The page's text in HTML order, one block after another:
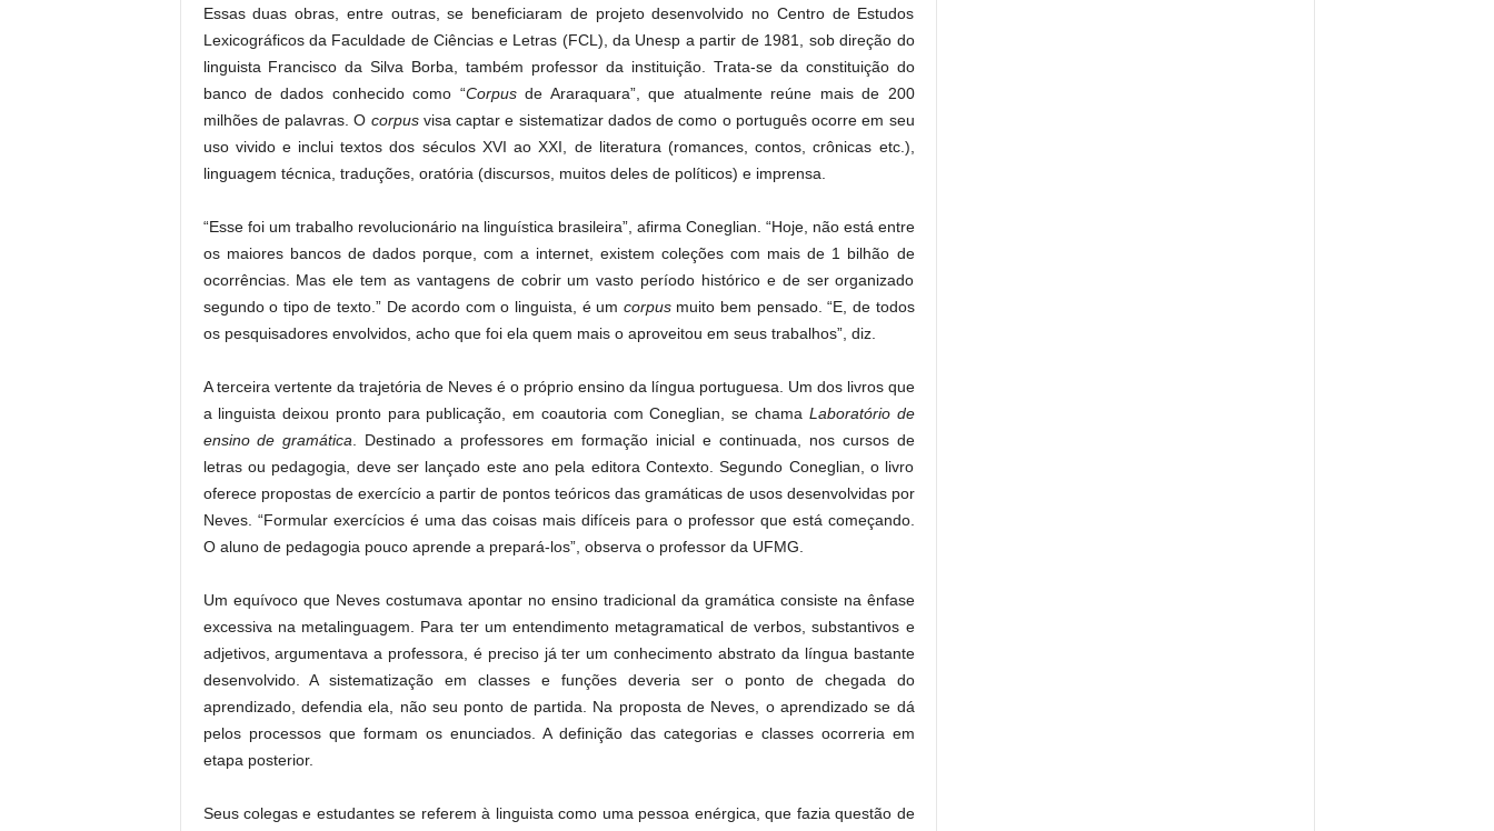
Essas duas obras, entre outras, se beneficiaram de projeto desenvolvido no Centro de Estudos
Lexicográficos da Faculdade de Ciências e Letras (FCL), da Unesp a partir de 1981, sob direção do
linguista Francisco da Silva Borba, também professor da instituição. Trata-se da constituição do
banco de dados conhecido como “Corpusde Araraquara”, que atualmente reúne mais de 200
milhões de palavras. O corpusvisa captar e sistematizar dados de como o português ocorre em seu
uso vivido e inclui textos dos séculos XVI ao XXI, de literatura (romances, contos, crônicas etc.),
linguagem técnica, traduções, oratória (discursos, muitos deles de políticos) e imprensa.
“Esse foi um trabalho revolucionário na linguística brasileira”, afirma Coneglian. “Hoje, não está entre
os maiores bancos de dados porque, com a internet, existem coleções com mais de 1 bilhão de
ocorrências. Mas ele tem as vantagens de cobrir um vasto período histórico e de ser organizado
segundo o tipo de texto.” De acordo com o linguista, é um corpusmuito bem pensado. “E, de todos
os pesquisadores envolvidos, acho que foi ela quem mais o aproveitou em seus trabalhos”, diz.
A terceira vertente da trajetória de Neves é o próprio ensino da língua portuguesa. Um dos livros que
a linguista deixou pronto para publicação, em coautoria com Coneglian, se chama Laboratório de
ensino de gramática . Destinado a professores em formação inicial e continuada, nos cursos de
letras ou pedagogia, deve ser lançado este ano pela editora Contexto. Segundo Coneglian, o livro
oferece propostas de exercício a partir de pontos teóricos das gramáticas de usos desenvolvidas por
Neves. “Formular exercícios é uma das coisas mais difíceis para o professor que está começando.
O aluno de pedagogia pouco aprende a prepará-los”, observa o professor da UFMG.
Um equívoco que Neves costumava apontar no ensino tradicional da gramática consiste na ênfase
excessiva na metalinguagem. Para ter um entendimento metagramatical de verbos, substantivos e
adjetivos, argumentava a professora, é preciso já ter um conhecimento abstrato da língua bastante
desenvolvido. A sistematização em classes e funções deveria ser o ponto de chegada do
aprendizado, defendia ela, não seu ponto de partida. Na proposta de Neves, o aprendizado se dá
pelos processos que formam os enunciados. A definição das categorias e classes ocorreria em
etapa posterior.
Seus colegas e estudantes se referem à linguista como uma pessoa enérgica, que fazia questão de